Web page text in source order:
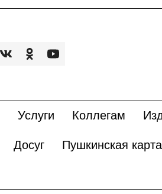
Услуги Коллегам
Досуг Пушкинская карта